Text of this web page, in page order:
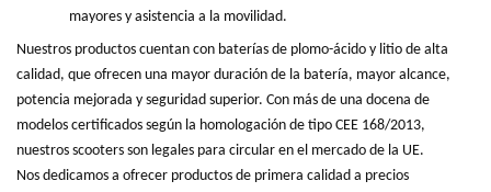
mayores y asistencia a la movilidad.
Nuestros productos cuentan con baterías de plomo-ácido y litio de alta
calidad, que ofrecen una mayor duración de la batería, mayor alcance,
potencia mejorada y seguridad superior. Con más de una docena de
modelos certificados según la homologación de tipo CEE 168/2013,
nuestros scooters son legales para circular en el mercado de la UE.
Nos dedicamos a ofrecer productos de primera calidad a precios